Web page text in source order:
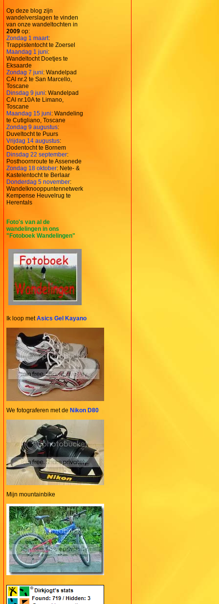
Op deze blog zijn
wandelverslagen te vinden
van onze wandeltochten in
2009 op:
Zondag 1 maart:
Trappistentocht te Zoersel
Maandag 1 juni:
Wandeltocht Doetjes te
Eksaarde
Zondag 7 juni: Wandelpad
CAI nr.2 te San Marcello,
Toscane
Dinsdag 9 juni: Wandelpad
CAI nr.10A te Limano,
Toscane
Maandag 15 juni: Wandeling
te Cutigliano, Toscane
Zondag 9 augustus:
Duveltocht te Puurs
Vrijdag 14 augustus:
Dodentocht te Bornem
Dinsdag 22 september:
Posthoornroute te Assenede
Zondag 18 oktober: Nete- &
Kastelentocht te Berlaar
Donderdag 5 november:
Wandelknooppuntennetwerk
Kempense Heuvelrug te
Herentals
Foto's van al de
wandelingen in ons
"Fotoboek Wandelingen"
Ik loop metAsics Gel Kayano
We fotograferen met de Nikon D80
Mijn mountainbike